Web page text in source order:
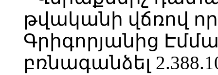
թվականի վճռով
Գրիգորյանից
բռնագանձել